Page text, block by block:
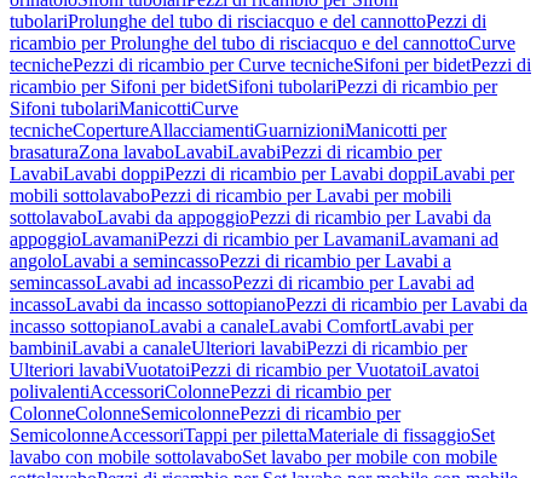
tubolariProlunghe del tubo di risciacquo e del cannottoPezzi di
ricambio per Prolunghe del tubo di risciacquo e del cannottoCurve
tecnichePezzi di ricambio per Curve tecnicheSifoni per bidetPezzi di
ricambio per Sifoni per bidetSifoni tubolariPezzi di ricambio per
Sifoni tubolariManicottiCurve
tecnicheCopertureAllacciamentiGuarnizioniManicotti per
brasaturaZona lavaboLavabiLavabiPezzi di ricambio per
LavabiLavabi doppiPezzi di ricambio per Lavabi doppiLavabi per
mobili sottolavaboPezzi di ricambio per Lavabi per mobili
sottolavaboLavabi da appoggioPezzi di ricambio per Lavabi da
appoggioLavamaniPezzi di ricambio per LavamaniLavamani ad
angoloLavabi a semincassoPezzi di ricambio per Lavabi a
semincassoLavabi ad incassoPezzi di ricambio per Lavabi ad
incassoLavabi da incasso sottopianoPezzi di ricambio per Lavabi da
incasso sottopianoLavabi a canaleLavabi ComfortLavabi per
bambiniLavabi a canaleUlteriori lavabiPezzi di ricambio per
Ulteriori lavabiVuotatoiPezzi di ricambio per VuotatoiLavatoi
polivalentiAccessoriColonnePezzi di ricambio per
ColonneColonneSemicolonnePezzi di ricambio per
SemicolonneAccessoriTappi per pilettaMateriale di fissaggioSet
lavabo con mobile sottolavaboSet lavabo per mobile con mobile